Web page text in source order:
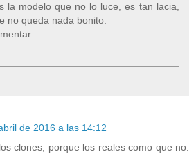
la modelo que no lo luce, es tan lacia,
no queda nada bonito.
de 2016 a las 14:12
clones, porque los reales como que no.